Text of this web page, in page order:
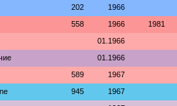
202 1966
558 1966 1981
01.1966
01.1966
589 1967
945 1967